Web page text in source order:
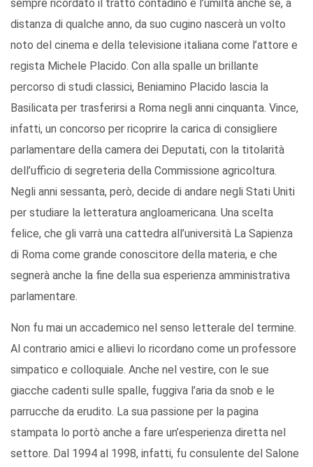
sempre ricordato il tratto contadino e l’umiltà anche se, a
distanza di qualche anno, da suo cugino nascerà un volto
noto del cinema e della televisione italiana come l’attore e
regista Michele Placido. Con alla spalle un brillante
percorso di studi classici, Beniamino Placido lascia la
Basilicata per trasferirsi a Roma negli anni cinquanta. Vince,
infatti, un concorso per ricoprire la carica di consigliere
parlamentare della camera dei Deputati, con la titolarità
dell’ufficio di segreteria della Commissione agricoltura.
Negli anni sessanta, però, decide di andare negli Stati Uniti
per studiare la letteratura angloamericana. Una scelta
felice, che gli varrà una cattedra all’università La Sapienza
di Roma come grande conoscitore della materia, e che
segnerà anche la fine della sua esperienza amministrativa
parlamentare.
Non fu mai un accademico nel senso letterale del termine.
Al contrario amici e allievi lo ricordano come un professore
simpatico e colloquiale. Anche nel vestire, con le sue
giacche cadenti sulle spalle, fuggiva l’aria da snob e le
parrucche da erudito. La sua passione per la pagina
stampata lo portò anche a fare un’esperienza diretta nel
settore. Dal 1994 al 1998, infatti, fu consulente del Salone